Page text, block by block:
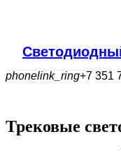
phonelink_ring+7 351
Трековые